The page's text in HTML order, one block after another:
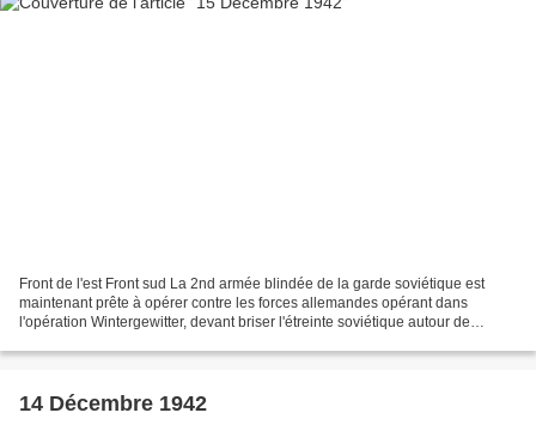
Front de l'est Front sud La 2nd armée blindée de la garde soviétique est
maintenant prête à opérer contre les forces allemandes opérant dans
l'opération Wintergewitter, devant briser l'étreinte soviétique autour de
14 Décembre 1942